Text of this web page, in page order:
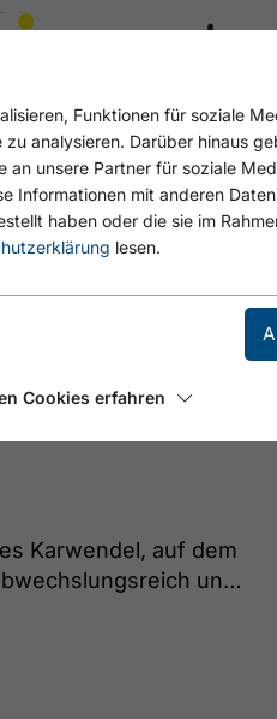
Karwendel, auf dem
und
das Große
Funktionen für soziale
analysieren. Darüber hinaus
unsere Partner für soziale
Informationen mit anderen Daten
haben oder die sie im
lesen.
Cookies erfahren